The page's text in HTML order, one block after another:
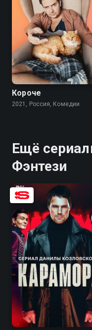
7.5 7.1
Короче
2021, Россия, Комедии
Ещё
Фэнтези
7.0 6.1